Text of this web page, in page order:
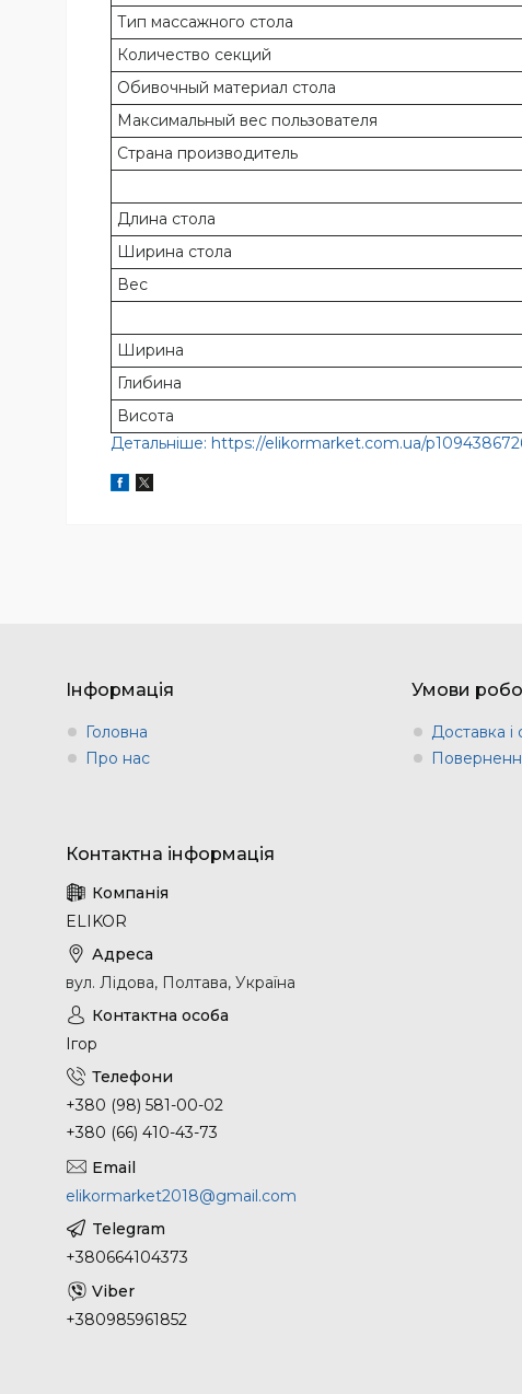
Тип массажного стола
Количество секций
Обивочный материал стола
Максимальный вес пользователя
Страна производитель
Длина стола
Ширина стола
Вес
Ширина
Глибина
Висота
Детальніше: https://elikormarket.com.ua/
Інформація
Головна
Про нас
Умови
Доставка і
ELIKOR
вул. Лідова, Полтава, Україна
Ігор
+380 (98) 581-00-02
+380 (66) 410-43-73
elikormarket2018@gmail.com
+380664104373
+380985961852